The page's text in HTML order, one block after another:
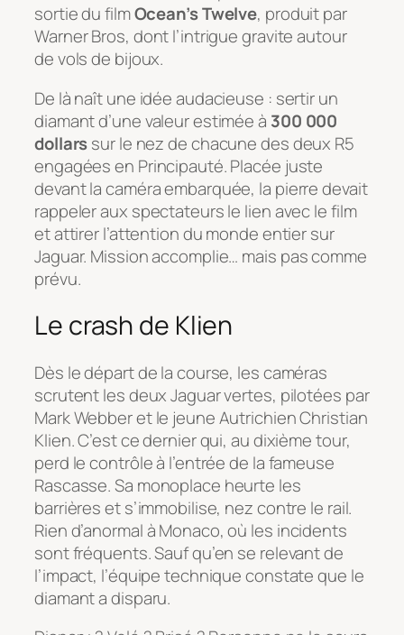
sortie du filmOcean’s Twelve, produit par
Warner Bros, dont l’intrigue gravite autour
de vols de bijoux.
De là naît une idée audacieuse : sertir un
diamant d’une valeur estimée à 300 000
dollarssur le nez de chacune des deux R5
engagées en Principauté. Placée juste
devant la caméra embarquée, la pierre devait
rappeler aux spectateurs le lien avec le film
et attirer l’attention du monde entier sur
Jaguar. Mission accomplie… mais pas comme
prévu.
Le crash de Klien
Dès le départ de la course, les caméras
scrutent les deux Jaguar vertes, pilotées par
Mark Webber et le jeune Autrichien Christian
Klien. C’est ce dernier qui, au dixième tour,
perd le contrôle à l’entrée de la fameuse
Rascasse. Sa monoplace heurte les
barrières et s’immobilise, nez contre le rail.
Rien d’anormal à Monaco, où les incidents
sont fréquents. Sauf qu’en se relevant de
l’impact, l’équipe technique constate que le
diamant a disparu.